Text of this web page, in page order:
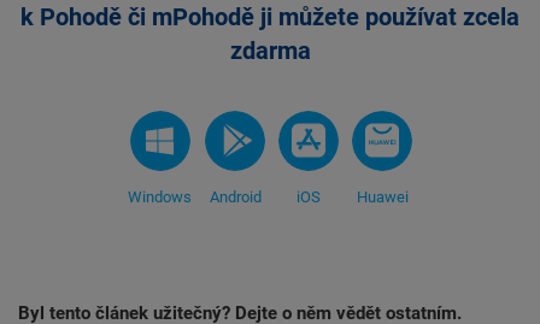
k Pohodě či mPohodě ji můžete používat zcela
zdarma
Windows Android iOS Huawei
Byl tento článek užitečný? Dejte o něm vědět ostatním.